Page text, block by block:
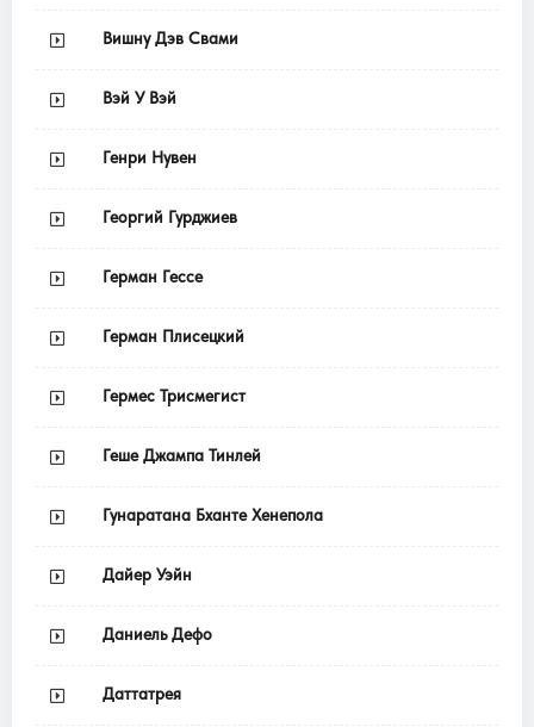
Вишну Дэв Свами
Вэй У Вэй
Генри Нувен
Георгий Гурджиев
Герман Гессе
Герман Плисецкий
Гермес Трисмегист
Геше Джампа Тинлей
Гунаратана Бханте Хенепола
Дайер Уэйн
Даниель Дефо
Даттатрея